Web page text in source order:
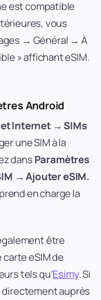
est compatible
vous
→ Général → À
» affichant eSIM.
Android
Internet → SIMs
une SIM à la
dansParamètres
→ Ajouter eSIM.
en charge la
être
eSIM de
tels qu’Esimy. Si
auprès